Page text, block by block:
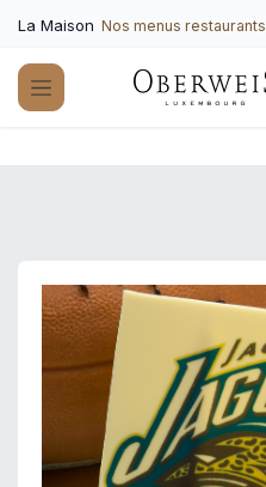
La Maison Nos menus restaurants